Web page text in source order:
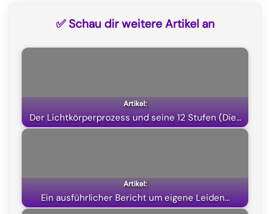
✅ Schau dir weitere Artikel an
Der Lichtkörperprozess und seine 12 Stufen (Die…
Ein ausführlicher Bericht um eigene Leiden…